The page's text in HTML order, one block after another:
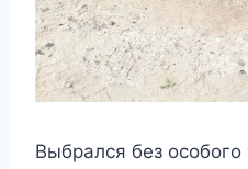
Выбрался без